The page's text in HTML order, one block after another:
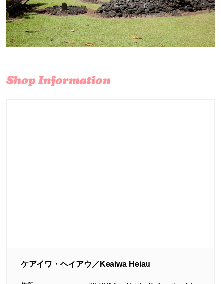
ケアイワ・ヘイアウ／Keaiwa Heiau